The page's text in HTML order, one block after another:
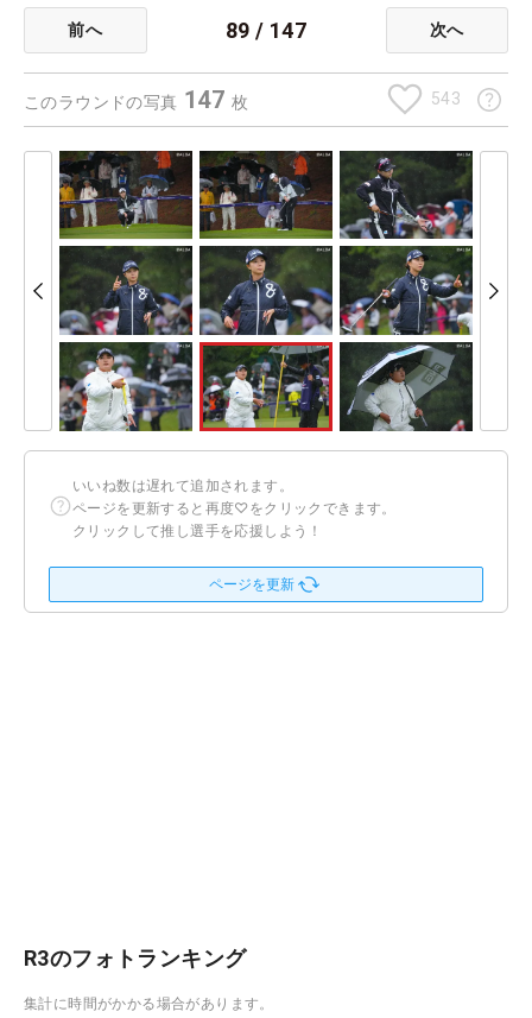
前へ 89 / 147 次へ
このラウンドの写真 147 枚 543
いいね数は遅れて追加されます。
ページを更新すると再度♡をクリックできます。
クリックして推し選手を応援しよう！
ページを更新
R3のフォトランキング
集計に時間がかかる場合があります。